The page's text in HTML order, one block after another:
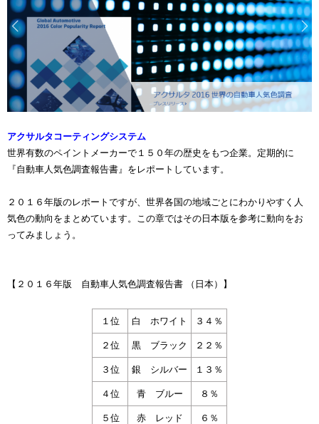
アクサルタコーティングシステム
世界有数のペイントメーカーで１５０年の歴史をもつ企業。定期的に
『自動車人気色調査報告書』をレポートしています。
２０１６年版のレポートですが、世界各国の地域ごとにわかりやすく人
気色の動向をまとめています。この章ではその日本版を参考に動向をお
ってみましょう。
【２０１６年版 自動車人気色調査報告書 （日本）】
１位 白 ホワイト ３４％
２位 黒 ブラック ２２％
３位 銀 シルバー １３％
４位 青 ブルー ８％
５位 赤 レッド ６％